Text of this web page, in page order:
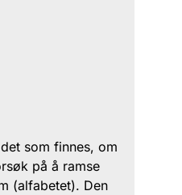
som finnes, om
på å ramse
(alfabetet). Den